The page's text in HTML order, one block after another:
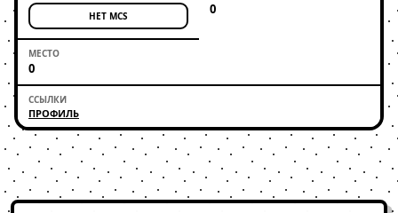
НЕТ MCS 0
0
ПРОФИЛЬ